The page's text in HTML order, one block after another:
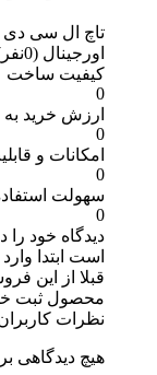
اورجینال (0نفر)
کیفیت ساخت
0
ارزش خرید
0
امکانات و
0
سهولت
0
دیدگاه خود را
است ابتدا
قبلا از این
محصول ثبت
نظرات
هیچ دیدگاهی